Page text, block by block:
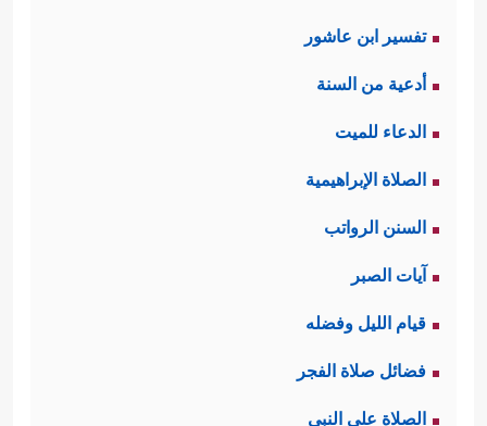
تفسير ابن عاشور
أدعية من السنة
الدعاء للميت
الصلاة الإبراهيمية
السنن الرواتب
آيات الصبر
قيام الليل وفضله
فضائل صلاة الفجر
الصلاة على النبي